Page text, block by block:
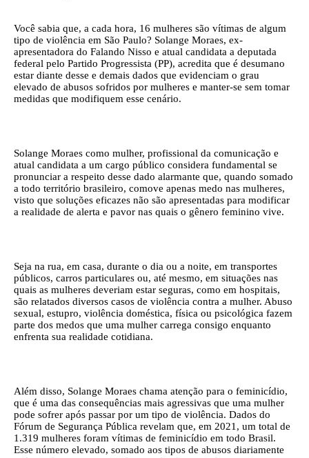
Você sabia que, a cada hora, 16 mulheres são vítimas de algum
tipo de violência em São Paulo? Solange Moraes, ex-
apresentadora do Falando Nisso e atual candidata a deputada
federal pelo Partido Progressista (PP), acredita que é desumano
estar diante desse e demais dados que evidenciam o grau
elevado de abusos sofridos por mulheres e manter-se sem tomar
medidas que modifiquem esse cenário.
Solange Moraes como mulher, profissional da comunicação e
atual candidata a um cargo público considera fundamental se
pronunciar a respeito desse dado alarmante que, quando somado
a todo território brasileiro, comove apenas medo nas mulheres,
visto que soluções eficazes não são apresentadas para modificar
a realidade de alerta e pavor nas quais o gênero feminino vive.
Seja na rua, em casa, durante o dia ou a noite, em transportes
públicos, carros particulares ou, até mesmo, em situações nas
quais as mulheres deveriam estar seguras, como em hospitais,
são relatados diversos casos de violência contra a mulher. Abuso
sexual, estupro, violência doméstica, física ou psicológica fazem
parte dos medos que uma mulher carrega consigo enquanto
enfrenta sua realidade cotidiana.
Além disso, Solange Moraes chama atenção para o feminicídio,
que é uma das consequências mais agressivas que uma mulher
pode sofrer após passar por um tipo de violência. Dados do
Fórum de Segurança Pública revelam que, em 2021, um total de
1.319 mulheres foram vítimas de feminicídio em todo Brasil.
Esse número elevado, somado aos tipos de abusos diariamente